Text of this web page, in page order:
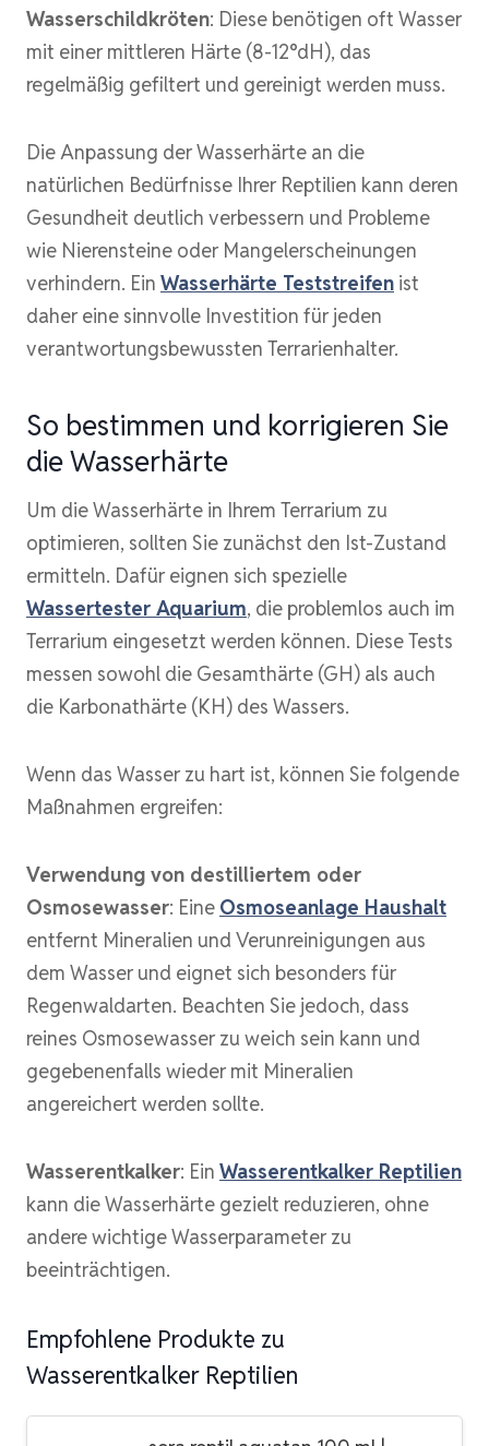
Wasserschildkröten: Diese benötigen oft Wasser
mit einer mittleren Härte (8-12°dH), das
regelmäßig gefiltert und gereinigt werden muss.
Die Anpassung der Wasserhärte an die
natürlichen Bedürfnisse Ihrer Reptilien kann deren
Gesundheit deutlich verbessern und Probleme
wie Nierensteine oder Mangelerscheinungen
verhindern. Ein Wasserhärte Teststreifen ist
daher eine sinnvolle Investition für jeden
verantwortungsbewussten Terrarienhalter.
So bestimmen und korrigieren Sie
die Wasserhärte
Um die Wasserhärte in Ihrem Terrarium zu
optimieren, sollten Sie zunächst den Ist-Zustand
ermitteln. Dafür eignen sich spezielle
Wassertester Aquarium, die problemlos auch im
Terrarium eingesetzt werden können. Diese Tests
messen sowohl die Gesamthärte (GH) als auch
die Karbonathärte (KH) des Wassers.
Wenn das Wasser zu hart ist, können Sie folgende
Maßnahmen ergreifen:
Verwendung von destilliertem oder
Osmosewasser: Eine Osmoseanlage Haushalt
entfernt Mineralien und Verunreinigungen aus
dem Wasser und eignet sich besonders für
Regenwaldarten. Beachten Sie jedoch, dass
reines Osmosewasser zu weich sein kann und
gegebenenfalls wieder mit Mineralien
angereichert werden sollte.
Wasserentkalker: Ein Wasserentkalker Reptilien
kann die Wasserhärte gezielt reduzieren, ohne
andere wichtige Wasserparameter zu
beeinträchtigen.
Empfohlene Produkte zu
Wasserentkalker Reptilien